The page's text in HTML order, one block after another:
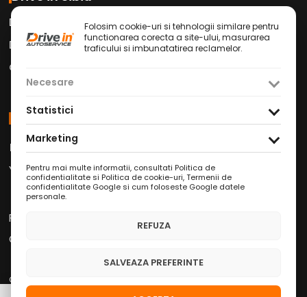
Drive in Car Wash
Drive in Cafe
Contact
Social Media
Facebook Instagram
Youtube/WhatsApp/LinkedIn
Politica de Confidențialitate
Condiții Service Auto
Copyright © 2026 Drive in Autoservice
Folosim cookie-uri si tehnologii similare pentru
functionarea corecta a site-ului, masurarea
traficului si imbunatatirea reclamelor.
Necesare
Statistici
Marketing
Pentru mai multe informatii, consultati Politica de
confidentialitate si Politica de cookie-uri,Termenii de
confidentialitate Google si cum foloseste Google datele
personale.
REFUZA
SALVEAZA PREFERINTE